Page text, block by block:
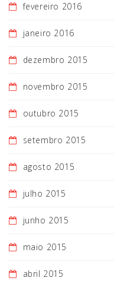
fevereiro 2016
janeiro 2016
dezembro 2015
novembro 2015
outubro 2015
setembro 2015
agosto 2015
julho 2015
junho 2015
maio 2015
abril 2015